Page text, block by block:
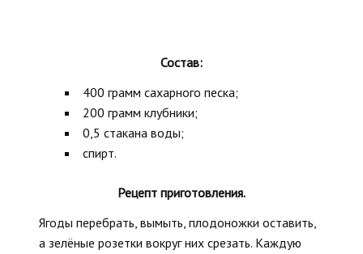
Состав:
400 грамм сахарного песка;
200 грамм клубники;
0,5 стакана воды;
спирт.
Рецепт приготовления.
Ягоды перебрать, вымыть, плодоножки оставить,
а зелёные розетки вокруг них срезать. Каждую